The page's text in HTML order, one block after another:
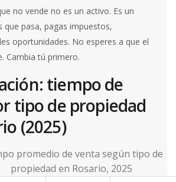
no vende no es un activo. Es un
que pasa, pagas impuestos,
oportunidades. No esperes a que el
Cambia tú primero.
tiempo de
tipo de propiedad
(2025)
promedio de venta según tipo de
propiedad en Rosario, 2025